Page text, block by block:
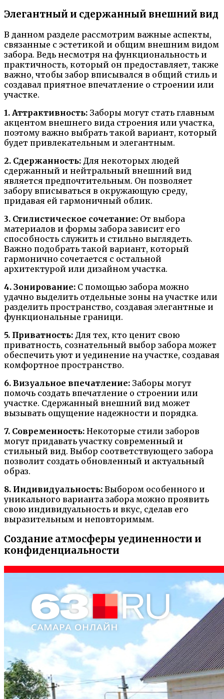
Элегантный и сдержанный внешний вид
В данном разделе рассмотрим важные аспекты,
связанные с эстетикой и общим внешним видом
забора. Ведь несмотря на функциональность и
практичность, который он предоставляет, также
важно, чтобы забор вписывался в общий стиль и
создавал приятное впечатление о строении или
участке.
1. Аттрактивность: Заборы могут стать главным
акцентом внешнего вида строения или участка,
поэтому важно выбрать такой вариант, который
будет привлекательным и элегантным.
2. Сдержанность: Для некоторых людей
сдержанный и нейтральный внешний вид
является предпочтительным. Он позволяет
забору вписываться в окружающую среду,
придавая ей гармоничный облик.
3. Стилистическое сочетание: От выбора
материалов и формы забора зависит его
способность служить и стильно выглядеть.
Важно подобрать такой вариант, который
гармонично сочетается с остальной
архитектурой или дизайном участка.
4. Зонирование: С помощью забора можно
удачно выделить отдельные зоны на участке или
разделить пространство, создавая элегантные и
функциональные граници.
5. Приватность: Для тех, кто ценит свою
приватность, сознательный выбор забора может
обеспечить уют и уединение на участке, создавая
комфортное пространство.
6. Визуальное впечатление: Заборы могут
помочь создать впечатление о строении или
участке. Сдержанный внешний вид может
вызывать ощущение надежности и порядка.
7. Современность: Некоторые стили заборов
могут придавать участку современный и
стильный вид. Выбор соответствующего забора
позволит создать обновленный и актуальный
образ.
8. Индивидуальность: Выбором особенного и
уникального варианта забора можно проявить
свою индивидуальность и вкус, сделав его
выразительным и неповторимым.
Создание атмосферы уединенности и
конфиденциальности